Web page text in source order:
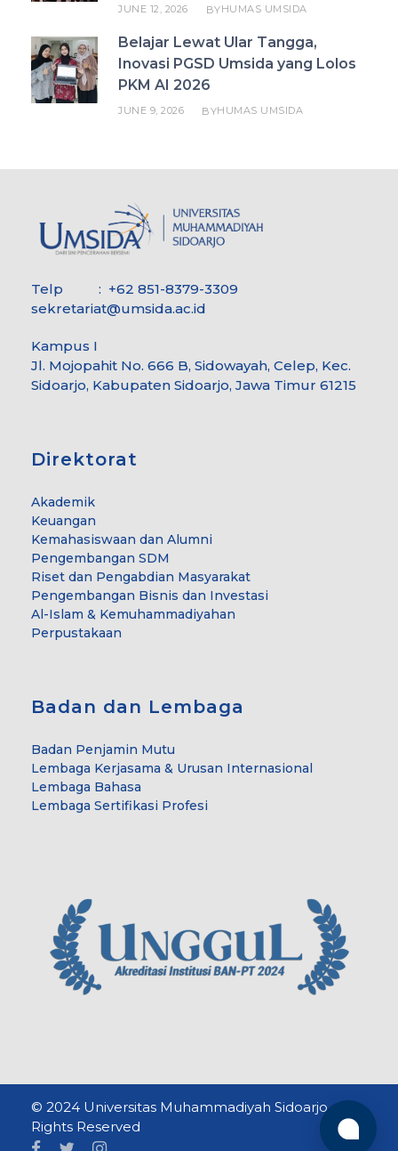
JUNE 12, 2026 BYHUMAS UMSIDA
Belajar Lewat Ular Tangga,
Inovasi PGSD Umsida yang Lolos
PKM AI 2026
JUNE 9, 2026 BYHUMAS UMSIDA
Telp : +62 851-8379-3309
sekretariat@umsida.ac.id
Kampus I
Jl. Mojopahit No. 666 B, Sidowayah, Celep, Kec.
Sidoarjo, Kabupaten Sidoarjo, Jawa Timur 61215
Direktorat
Akademik
Keuangan
Kemahasiswaan dan Alumni
Pengembangan SDM
Riset dan Pengabdian Masyarakat
Pengembangan Bisnis dan Investasi
Al-Islam & Kemuhammadiyahan
Perpustakaan
Badan dan Lembaga
Badan Penjamin Mutu
Lembaga Kerjasama & Urusan Internasional
Lembaga Bahasa
Lembaga Sertifikasi Profesi
© 2024 Universitas Muhammadiyah Sidoarjo. All
Rights Reserved